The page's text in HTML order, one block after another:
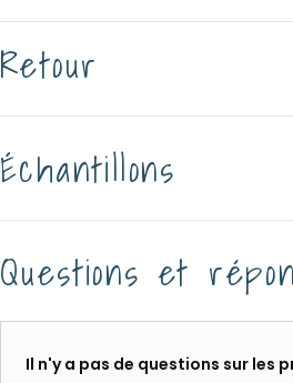
Retour
Échantillons
Questions et
Il n'y a pas de questions sur les